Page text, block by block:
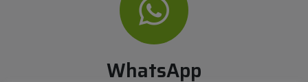
WhatsApp